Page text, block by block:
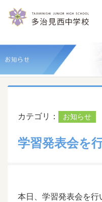
カテゴリ：
お知らせ
学習発表会を
本日、学習発表会を行